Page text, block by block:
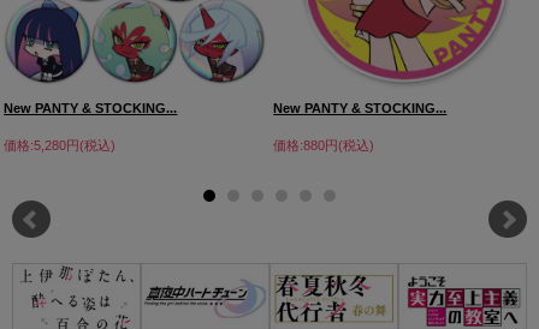
New PANTY & STOCKING...
価格:5,280円(税込)
New PANTY & STOCKING...
価格:880円(税込)